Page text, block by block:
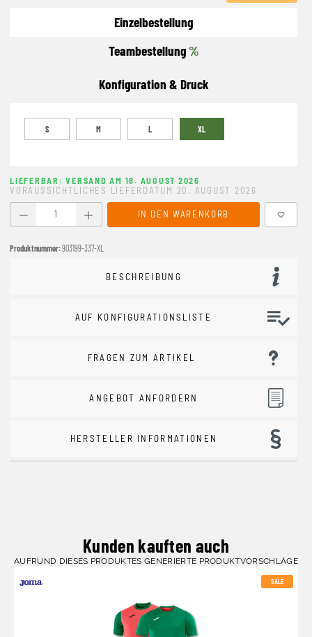
Einzelbestellung
Teambestellung %
Konfiguration & Druck
S M L XL
LIEFERBAR: VERSAND AM 18. AUGUST 2026
VORAUSSICHTLICHES LIEFERDATUM 20. AUGUST 2026
Produkt Anzahl: Gib den gewünschten Wert ein oder
IN DEN WARENKORB
Produktnummer:903199-337-XL
BESCHREIBUNG
AUF KONFIGURATIONSLISTE
FRAGEN ZUM ARTIKEL
ANGEBOT ANFORDERN
HERSTELLER INFORMATIONEN
Kunden kauften auch
AUFRUND DIESES PRODUKTES GENERIERTE PRODUKTVORSCHLÄGE
SALE